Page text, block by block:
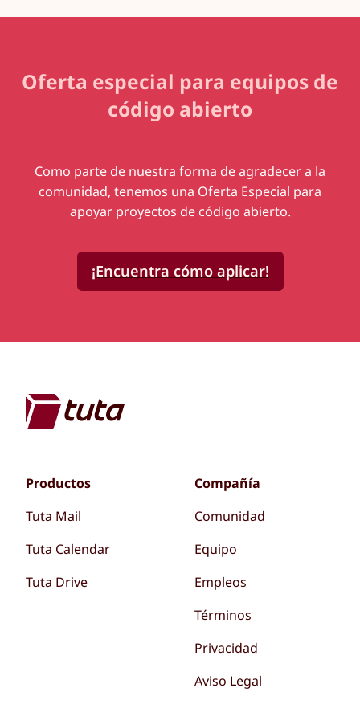
Oferta especial para equipos de
código abierto
Como parte de nuestra forma de agradecer a la
comunidad, tenemos una Oferta Especial para
apoyar proyectos de código abierto.
¡Encuentra cómo aplicar!
Productos
Tuta Mail
Tuta Calendar
Tuta Drive
Compañía
Comunidad
Equipo
Empleos
Términos
Privacidad
Aviso Legal